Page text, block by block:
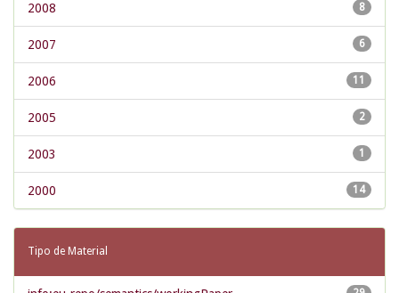
8
2008
6
2007
11
2006
2
2005
1
2003
14
2000
Tipo de Material